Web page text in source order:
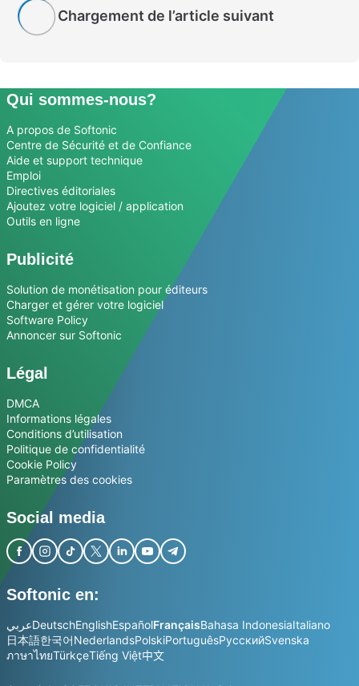
Chargement de l’article suivant
Qui sommes-nous?
A propos de Softonic
Centre de Sécurité et de Confiance
Aide et support technique
Emploi
Directives éditoriales
Ajoutez votre logiciel / application
Outils en ligne
Publicité
Solution de monétisation pour éditeurs
Charger et gérer votre logiciel
Software Policy
Annoncer sur Softonic
Légal
DMCA
Informations légales
Conditions d’utilisation
Politique de confidentialité
Cookie Policy
Paramètres des cookies
Social media
Softonic en:
عربيDeutschEnglishEspañolFrançaisBahasa IndonesiaItaliano
日本語한국어NederlandsPolskiPortuguêsРусскийSvenska
ภาษาไทยTürkçeTiếng Việt中文